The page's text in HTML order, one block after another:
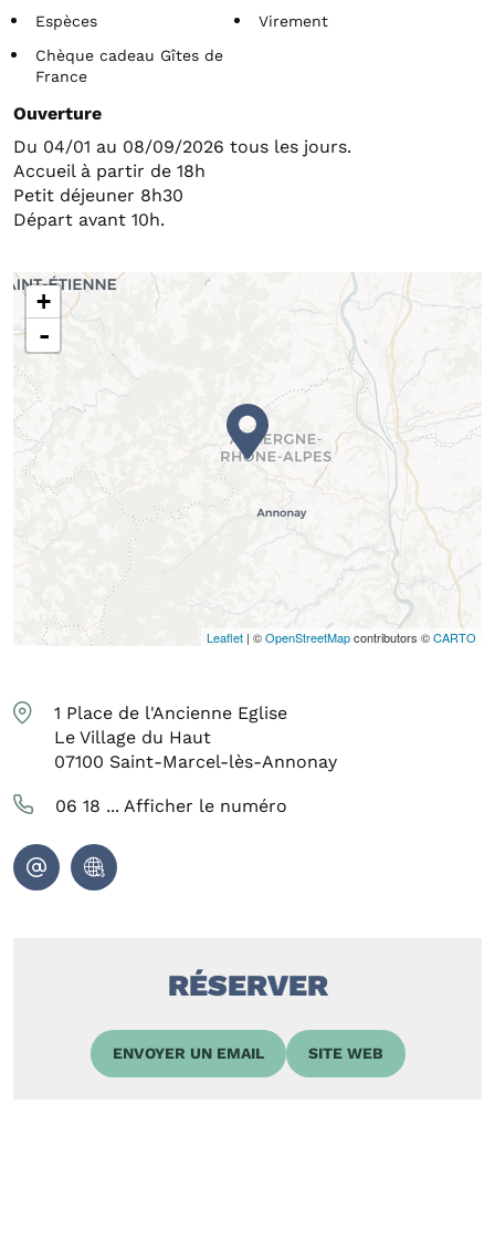
Espèces
Virement
Chèque cadeau Gîtes de
France
Ouverture
Du 04/01 au 08/09/2026 tous les jours.
Accueil à partir de 18h
Petit déjeuner 8h30
Départ avant 10h.
+
-
Leaflet | ©OpenStreetMapcontributors ©CARTO
1 Place de l'Ancienne Eglise
Le Village du Haut
07100 Saint-Marcel-lès-Annonay
06 18 ... Afficher le numéro
RÉSERVER
ENVOYER UN EMAIL SITE WEB